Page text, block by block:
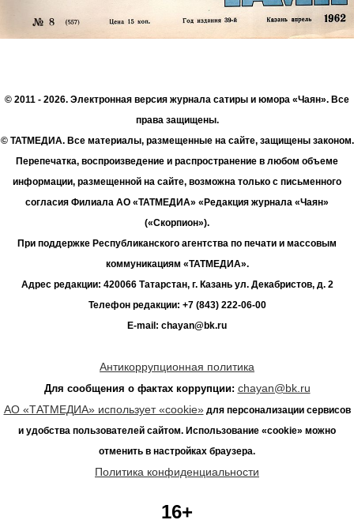
© 2011 - 2026. Электронная версия журнала сатиры и юмора «Чаян». Все
права защищены.
© ТАТМЕДИА. Все материалы, размещенные на сайте, защищены законом.
Перепечатка, воспроизведение и распространение в любом объеме
информации, размещенной на сайте, возможна только с письменного
согласия Филиала АО «ТАТМЕДИА» «Редакция журнала «Чаян»
(«Скорпион»).
При поддержке Республиканского агентства по печати и массовым
коммуникациям «ТАТМЕДИА».
Адрес редакции: 420066 Татарстан, г. Казань ул. Декабристов, д. 2
Телефон редакции: +7 (843) 222-06-00
E-mail: chayan@bk.ru
Антикоррупционная политика
Для сообщения о фактах коррупции: chayan@bk.ru
АО «ТАТМЕДИА» использует «cookie»для персонализации сервисов
и удобства пользователей сайтом. Использование «cookie» можно
отменить в настройках браузера.
Политика конфиденциальности
16+